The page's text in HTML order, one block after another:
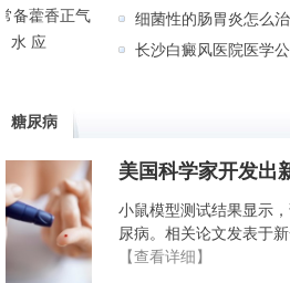
备藿香正气
水 应
细菌性的肠胃炎怎么
长沙白癜风医院医学
糖尿病
美国科学家开发出
小鼠模型测试结果显示
尿病。相关论文发表于
【查看详细】